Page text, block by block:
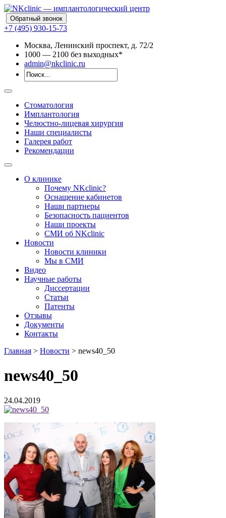
Обратный звонок
+7 (495) 930-15-73
Москва, Ленинский проспект, д. 72/2
1000 — 2100 без выходных*
admin@nkclinic.ru
Стоматология
Имплантология
Челюстно-лицевая хирургия
Наши специалисты
Галерея работ
Рекомендации
О клинике
Почему NKclinic?
Оснащение кабинетов
Наши партнеры
Безопасность пациентов
Наши проекты
СМИ об NKclinic
Новости
Новости клиники
Мы в СМИ
Видео
Научные работы
Диссертации
Статьи
Патенты
Отзывы
Документы
Контакты
Главная > Новости > news40_50
news40_50
24.04.2019